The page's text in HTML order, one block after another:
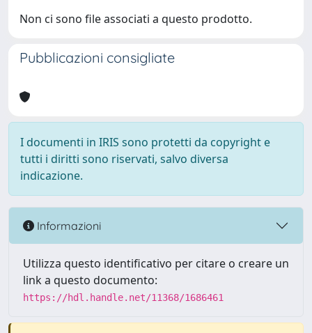
Non ci sono file associati a questo prodotto.
Pubblicazioni consigliate
I documenti in IRIS sono protetti da copyright e
tutti i diritti sono riservati, salvo diversa
indicazione.
Informazioni
Utilizza questo identificativo per citare o creare un
link a questo documento:
https://hdl.handle.net/11368/1686461